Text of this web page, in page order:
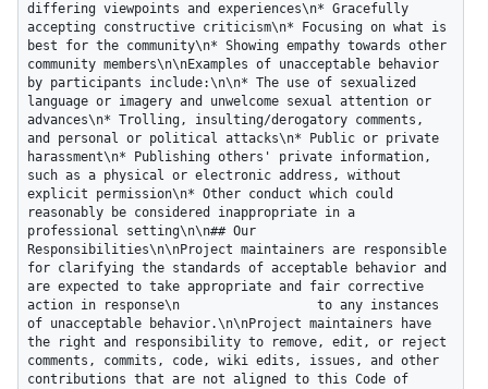
differing viewpoints and experiences\n* Gracefully
accepting constructive criticism\n* Focusing on what is
best for the community\n* Showing empathy towards other
community members\n\nExamples of unacceptable behavior
by participants include:\n\n* The use of sexualized
language or imagery and unwelcome sexual attention or
advances\n* Trolling, insulting/derogatory comments,
and personal or political attacks\n* Public or private
harassment\n* Publishing others' private information,
such as a physical or electronic address, without
explicit permission\n* Other conduct which could
reasonably be considered inappropriate in a
professional setting\n\n## Our
Responsibilities\n\nProject maintainers are responsible
for clarifying the standards of acceptable behavior and
are expected to take appropriate and fair corrective
action in response\n                  to any instances
of unacceptable behavior.\n\nProject maintainers have
the right and responsibility to remove, edit, or reject
comments, commits, code, wiki edits, issues, and other
contributions that are not aligned to this Code of